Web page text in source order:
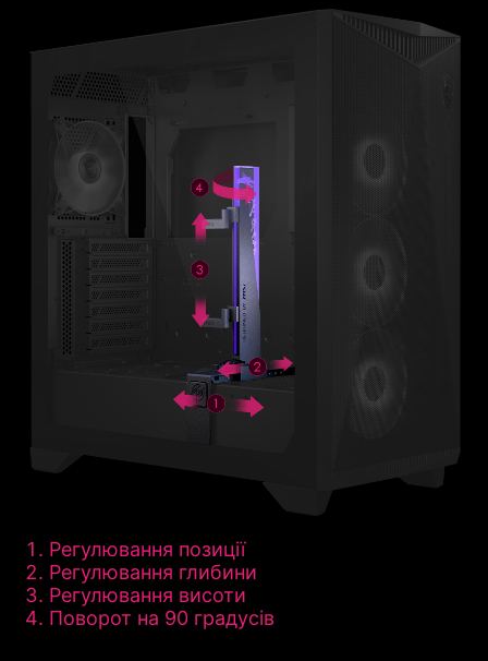
Регулювання позиції
Регулювання глибини
Регулювання висоти
Поворот на 90 градусів